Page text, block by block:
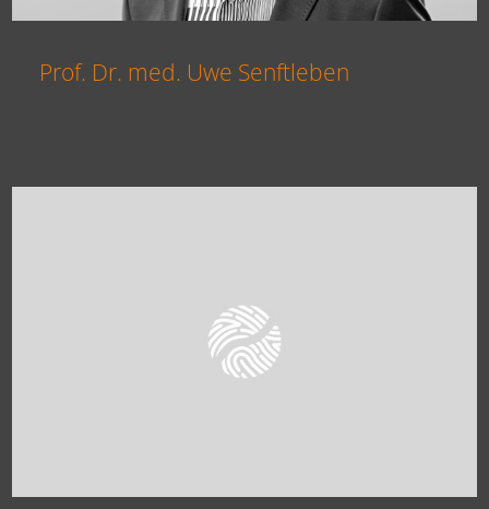
Prof. Dr. med. Uwe Senftleben